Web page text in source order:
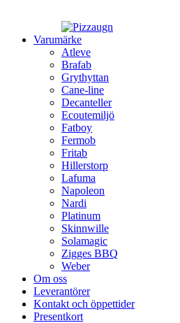
Varumärke
Atleve
Brafab
Grythyttan
Cane-line
Decanteller
Ecoutemiljö
Fatboy
Fermob
Fritab
Hillerstorp
Lafuma
Napoleon
Nardi
Platinum
Skinnwille
Solamagic
Zigges BBQ
Weber
Om oss
Leverantörer
Kontakt och öppettider
Presentkort